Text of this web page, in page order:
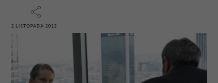
2 LISTOPADA 2012